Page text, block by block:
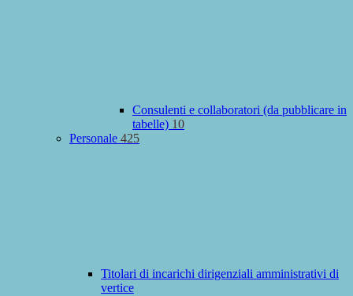
Consulenti e collaboratori (da pubblicare in
tabelle) 10
Personale 425
Titolari di incarichi dirigenziali amministrativi di
vertice